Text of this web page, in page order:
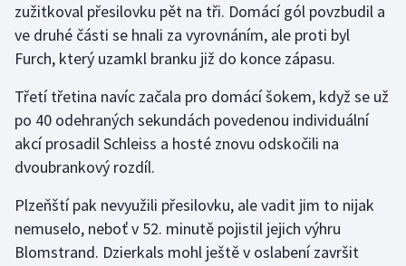
Plážový volejbal
Ragby
Rychlobruslení
Rychlostní kanoistika
Sportovní střelba
zužitkoval přesilovku pět na tři. Domácí gól povzbudil a
ve druhé části se hnali za vyrovnáním, ale proti byl
Furch, který uzamkl branku již do konce zápasu.
Třetí třetina navíc začala pro domácí šokem, když se už
po 40 odehraných sekundách povedenou individuální
akcí prosadil Schleiss a hosté znovu odskočili na
dvoubrankový rozdíl.
Plzeňští pak nevyužili přesilovku, ale vadit jim to nijak
nemuselo, neboť v 52. minutě pojistil jejich výhru
Blomstrand. Dzierkals mohl ještě v oslabení završit